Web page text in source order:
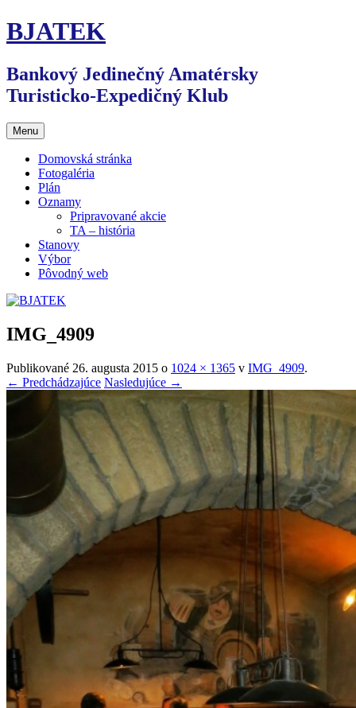
Preskočiť
na
BJATEK
Bankový Jedinečný Amatérsky
Turisticko-Expedičný Klub
Menu
Domovská stránka
Fotogaléria
Plán
Oznamy
Pripravované akcie
TA – história
Stanovy
Výbor
Pôvodný web
IMG_4909
Publikované 26. augusta 2015 o 1024 × 1365 v IMG_4909.
← Predchádzajúce Nasledujúce →